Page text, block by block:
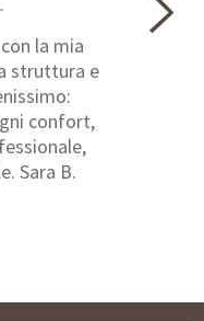
la mia
struttura e
confort,
Sara B.